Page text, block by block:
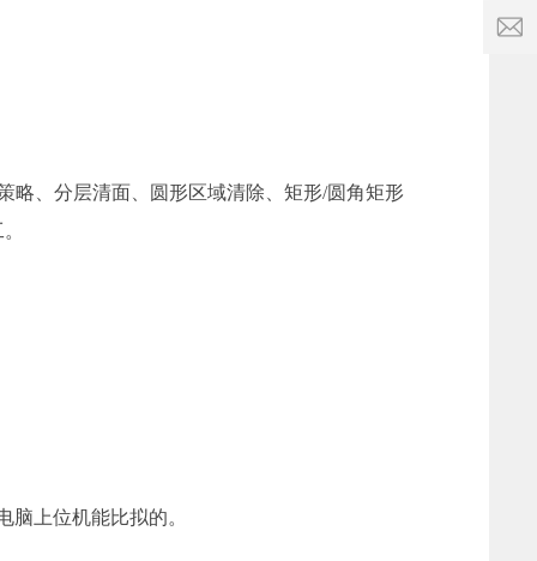
略、分层清面、圆形区域清除、矩形/圆角矩形
上位机能比拟的。
服
务